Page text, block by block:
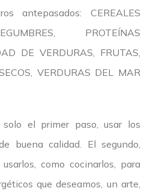
antepasados: CEREALES
PROTEÍNAS
DE VERDURAS, FRUTAS,
VERDURAS DEL MAR
el primer paso, usar los
buena calidad. El segundo,
como cocinarlos, para
que deseamos, un arte,